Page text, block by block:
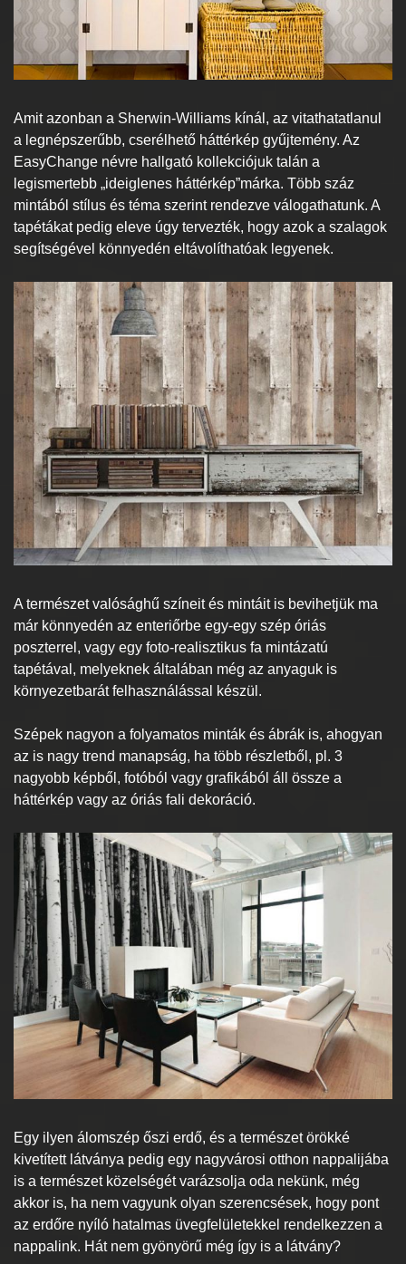
Amit azonban a Sherwin-Williams kínál, az vitathatatlanul
a legnépszerűbb, cserélhető háttérkép gyűjtemény. Az
EasyChange névre hallgató kollekciójuk talán a
legismertebb „ideiglenes háttérkép”márka. Több száz
mintából stílus és téma szerint rendezve válogathatunk. A
tapétákat pedig eleve úgy tervezték, hogy azok a szalagok
segítségével könnyedén eltávolíthatóak legyenek.
A természet valósághű színeit és mintáit is bevihetjük ma
már könnyedén az enteriőrbe egy-egy szép óriás
poszterrel, vagy egy foto-realisztikus fa mintázatú
tapétával, melyeknek általában még az anyaguk is
környezetbarát felhasználással készül.
Szépek nagyon a folyamatos minták és ábrák is, ahogyan
az is nagy trend manapság, ha több részletből, pl. 3
nagyobb képből, fotóból vagy grafikából áll össze a
háttérkép vagy az óriás fali dekoráció.
Egy ilyen álomszép őszi erdő, és a természet örökké
kivetített látványa pedig egy nagyvárosi otthon nappalijába
is a természet közelségét varázsolja oda nekünk, még
akkor is, ha nem vagyunk olyan szerencsések, hogy pont
az erdőre nyíló hatalmas üvegfelületekkel rendelkezzen a
nappalink. Hát nem gyönyörű még így is a látvány?